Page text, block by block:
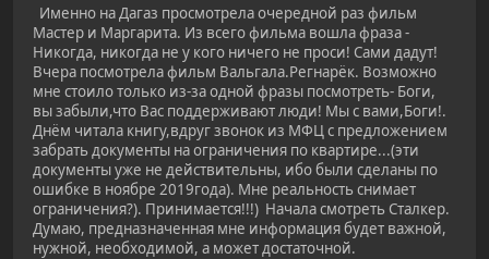
Именно на Дагаз просмотрела очередной раз фильм
Мастер и Маргарита. Из всего фильма вошла фраза -
Никогда, никогда не у кого ничего не проси! Сами дадут!
Вчера посмотрела фильм Вальгала.Регнарёк. Возможно
мне стоило только из-за одной фразы посмотреть- Боги,
вы забыли,что Вас поддерживают люди! Мы с вами,Боги!.
Днём читала книгу,вдруг звонок из МФЦ с предложением
забрать документы на ограничения по квартире...(эти
документы уже не действительны, ибо были сделаны по
ошибке в ноябре 2019года). Мне реальность снимает
ограничения?). Принимается!!!) Начала смотреть Сталкер.
Думаю, предназначенная мне информация будет важной,
нужной, необходимой, а может достаточной.